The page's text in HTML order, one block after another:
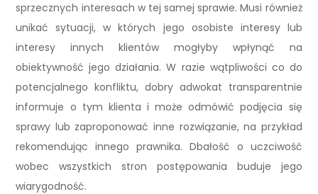
sprzecznych interesach w tej samej sprawie. Musi również
unikać sytuacji, w których jego osobiste interesy lub
interesy innych klientów mogłyby wpłynąć na
obiektywność jego działania. W razie wątpliwości co do
potencjalnego konfliktu, dobry adwokat transparentnie
informuje o tym klienta i może odmówić podjęcia się
sprawy lub zaproponować inne rozwiązanie, na przykład
rekomendując innego prawnika. Dbałość o uczciwość
wobec wszystkich stron postępowania buduje jego
wiarygodność.